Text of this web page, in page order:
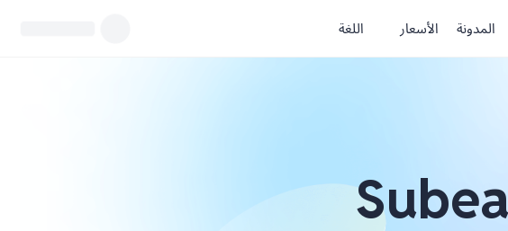
المدونة الأسعار اللغة